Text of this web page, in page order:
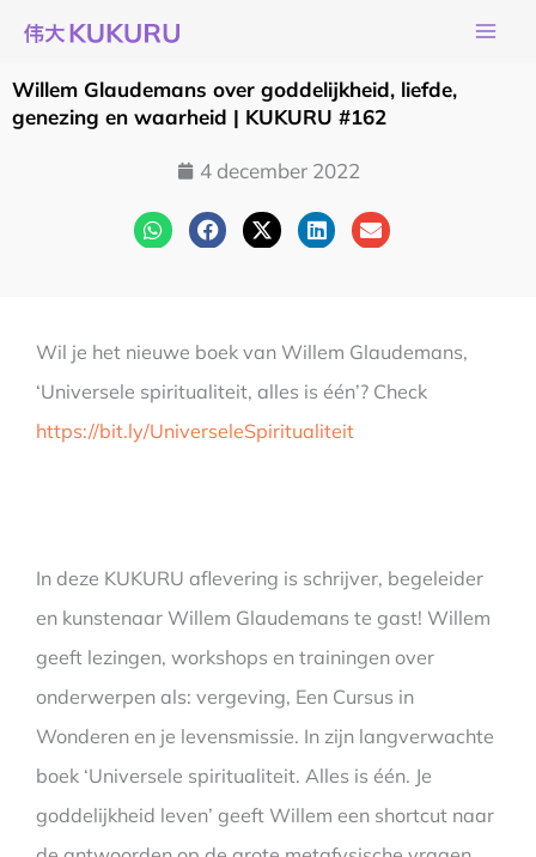
naar
de
inhoud
Willem Glaudemans over goddelijkheid, liefde,
genezing en waarheid | KUKURU #162
4 december 2022
Wil je het nieuwe boek van Willem Glaudemans,
‘Universele spiritualiteit, alles is één’? Check
https://bit.ly/UniverseleSpiritualiteit
In deze KUKURU aflevering is schrijver, begeleider
en kunstenaar Willem Glaudemans te gast! Willem
geeft lezingen, workshops en trainingen over
onderwerpen als: vergeving, Een Cursus in
Wonderen en je levensmissie. In zijn langverwachte
boek ‘Universele spiritualiteit. Alles is één. Je
goddelijkheid leven’ geeft Willem een shortcut naar